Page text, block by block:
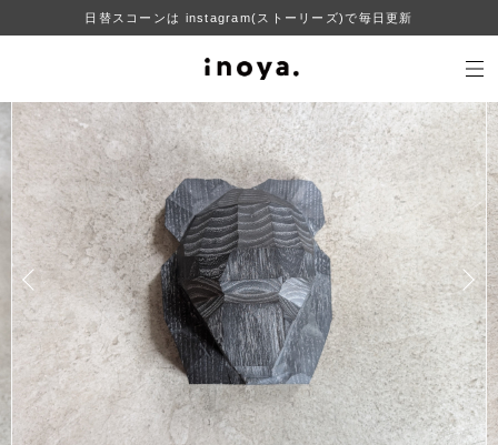
日替スコーンは instagram(ストーリーズ)で毎日更新